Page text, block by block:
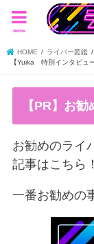
menu
HOME
ライバー図鑑
【Yuika 特別インタビュ
【PR】お
お勧めのライ
記事はこちら！
一番お勧めの